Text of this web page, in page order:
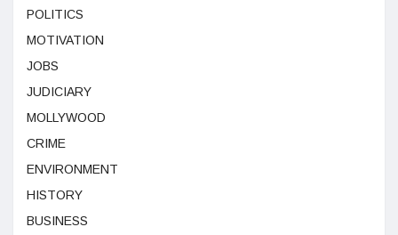
POLITICS
MOTIVATION
JOBS
JUDICIARY
MOLLYWOOD
CRIME
ENVIRONMENT
HISTORY
BUSINESS